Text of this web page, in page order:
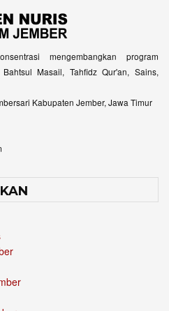
mengembangkan program
Masail, Tahfidz Qur'an, Sains,
Kabupaten Jember, Jawa Timur